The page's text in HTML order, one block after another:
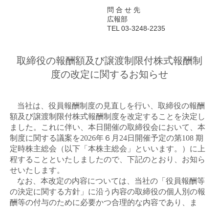
問 合 せ 先
広報部
TEL 03-3248-2235
取締役の報酬額及び譲渡制限付株式報酬制
度の改定に関するお知らせ
当社は、役員報酬制度の見直しを行い、取締役の報酬
額及び譲渡制限付株式報酬制度を改定することを決定し
ました。これに伴い、本日開催の取締役会において、本
制度に関する議案を2026年６月 24日開催予定の第108 期
定時株主総会（以下「本株主総会」といいます。）に上
程することといたしましたので、下記のとおり、お知ら
せいたします。
なお、本改定の内容については、当社の「役員報酬等
の決定に関する方針」に沿う内容の取締役の個人別の報
酬等の付与のために必要かつ合理的な内容であり、ま